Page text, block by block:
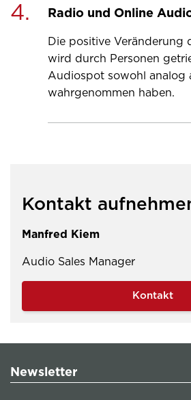
4. Radio und Online
Die positive Veränderung
wird durch Personen
Audiospot sowohl analog
wahrgenommen haben.
Kontakt
Manfred Kiem
Audio Sales Manager
Kontakt
Newsletter